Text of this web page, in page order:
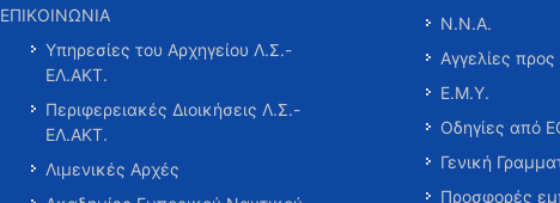
ΕΠΙΚΟΙΝΩΝΙΑ
Υπηρεσίες του Αρχηγείου Λ.Σ.-
ΕΛ.ΑΚΤ.
Περιφερειακές Διοικήσεις Λ.Σ.-
ΕΛ.ΑΚΤ.
Λιμενικές Αρχές
Ν.Ν.Α.
Αγγελίες
Ε.Μ.Υ.
Οδηγίες από
Γενική
Προσφορές